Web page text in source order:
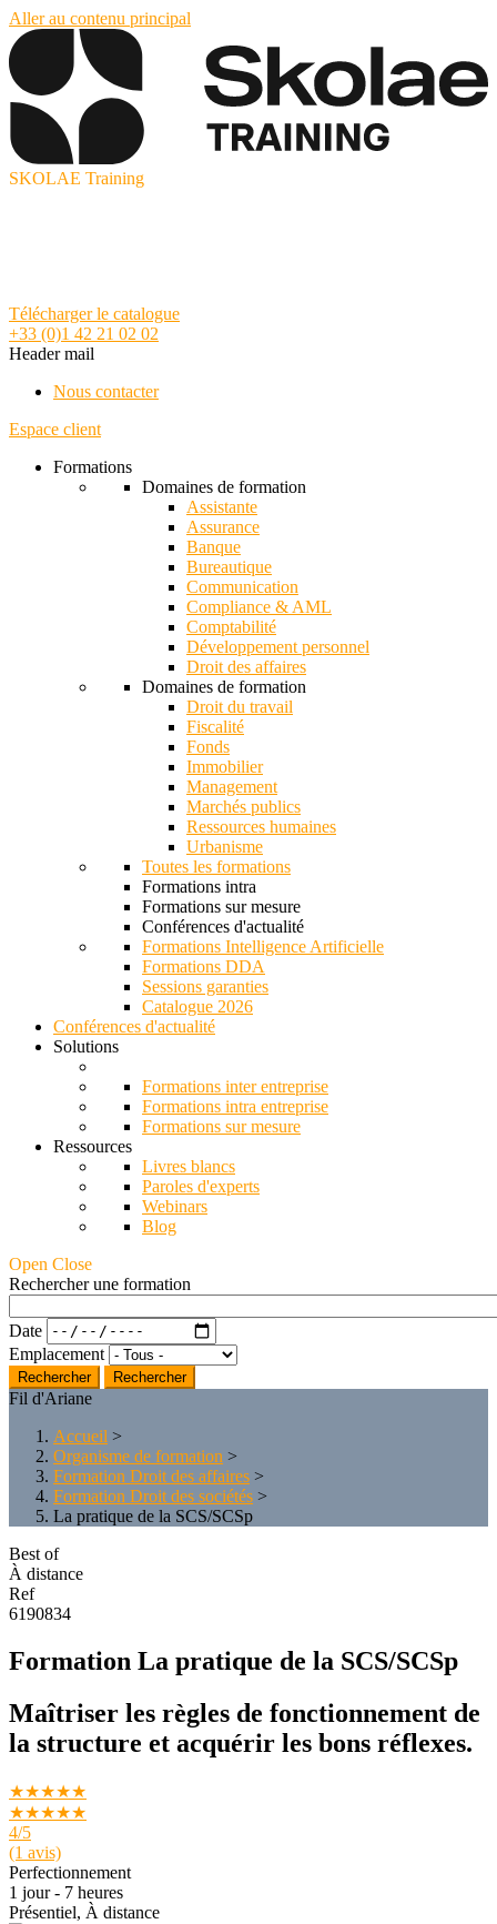
Aller au contenu principal
SKOLAE Training
Télécharger le catalogue
+33 (0)1 42 21 02 02
Header mail
Nous contacter
Espace client
Formations
Domaines de formation
Assistante
Assurance
Banque
Bureautique
Communication
Compliance & AML
Comptabilité
Développement personnel
Droit des affaires
Domaines de formation
Droit du travail
Fiscalité
Fonds
Immobilier
Management
Marchés publics
Ressources humaines
Urbanisme
Toutes les formations
Formations intra
Formations sur mesure
Conférences d'actualité
Formations Intelligence Artificielle
Formations DDA
Sessions garanties
Catalogue 2026
Conférences d'actualité
Solutions
Formations inter entreprise
Formations intra entreprise
Formations sur mesure
Ressources
Livres blancs
Paroles d'experts
Webinars
Blog
Open Close
Rechercher une formation
Date
Emplacement
Rechercher
Fil d'Ariane
Accueil >
Organisme de formation >
Formation Droit des affaires >
Formation Droit des sociétés >
La pratique de la SCS/SCSp
Best of
À distance
Ref
6190834
Formation La pratique de la SCS/SCSp
Maîtriser les règles de fonctionnement de
la structure et acquérir les bons réflexes.
★★★★★
★★★★★
4/5
(1 avis)
Perfectionnement
1 jour - 7 heures
Présentiel, À distance